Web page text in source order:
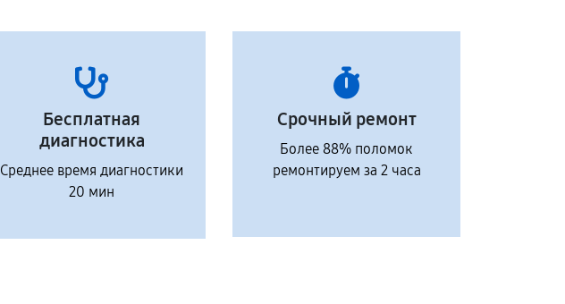
Бесплатная
диагностика
Среднее время диагностики
20 мин
Срочный ремонт
Более 88% поломок
ремонтируем за 2 часа